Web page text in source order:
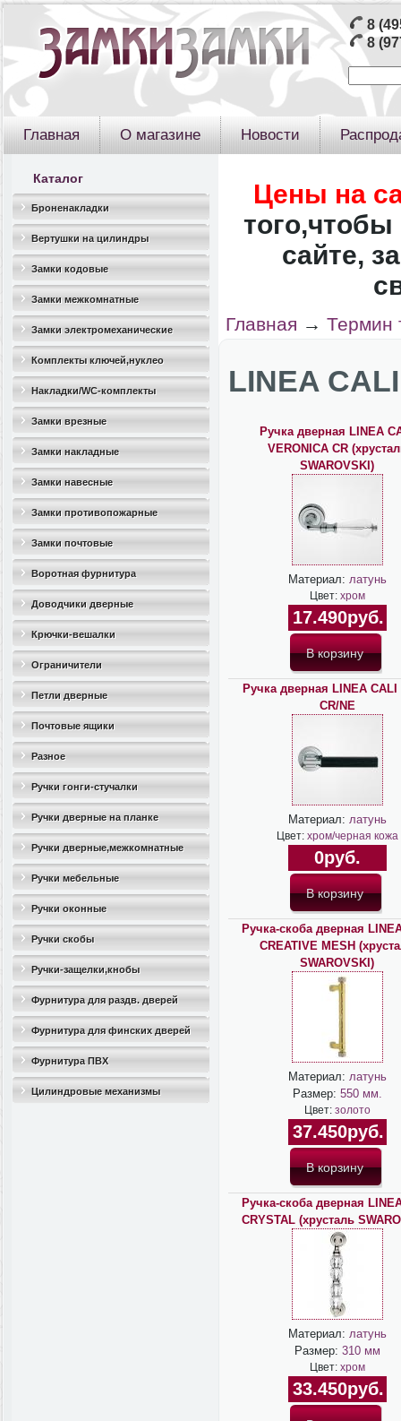
8
8
Главная О магазине Новости
Каталог
Броненакладки
Вертушки на цилиндры
Замки кодовые
Замки межкомнатные
Замки электромеханические
Комплекты ключей,нуклео
Накладки/WC-комплекты
Замки врезные
Замки накладные
Замки навесные
Замки противопожарные
Замки почтовые
Воротная фурнитура
Доводчики дверные
Крючки-вешалки
Ограничители
дверные(стопоры)
Петли дверные
Почтовые ящики
Разное
Ручки гонги-стучалки
Ручки дверные на планке
Ручки дверные,межкомнатные
Ручки мебельные
Ручки оконные
Ручки скобы
Ручки-защелки,кнобы
Фурнитура для раздв. дверей
Фурнитура для финских дверей
Фурнитура ПВХ
Цилиндровые механизмы
Цены на
того,чтобы
сайте,
Главная → Термин
LINEA
Ручка дверная LINEA
VERONICA CR
SWAROVSKI)
Материал: латунь
Цвет: хром
17.490руб.
Ручка дверная LINEA CALI
CR/NE
Материал: латунь
Цвет: хром/черная кожа
0руб.
Ручка-скоба дверная
CREATIVE MESH
SWAROVSKI)
Материал: латунь
Размер: 550 мм.
Цвет: золото
37.450руб.
Ручка-скоба дверная
CRYSTAL (хрусталь
Материал: латунь
Размер: 310 мм
Цвет: хром
33.450руб.